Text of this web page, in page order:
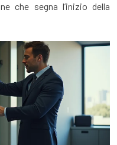
che segna l’inizio della